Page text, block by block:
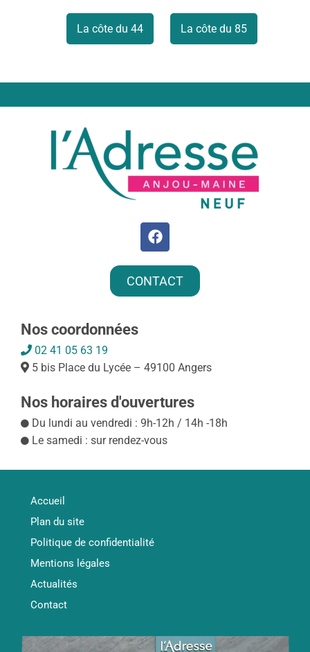
La côte du 44 La côte du 85
CONTACT
Nos coordonnées
02 41 05 63 19
5 bis Place du Lycée – 49100 Angers
Nos horaires d'ouvertures
Du lundi au vendredi : 9h-12h / 14h -18h
Le samedi : sur rendez-vous
Accueil
Plan du site
Politique de confidentialité
Mentions légales
Actualités
Contact